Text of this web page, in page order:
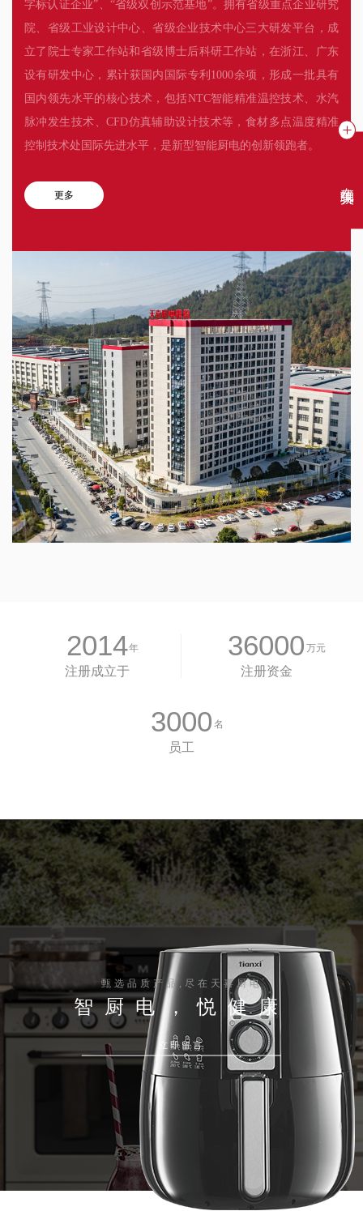
字标认证企业”、“省级双创示范基地”。拥有省级重点企业研究
院、省级工业设计中心、省级企业技术中心三大研发平台，成
立了院士专家工作站和省级博士后科研工作站，在浙江、广东
设有研发中心，累计获国内国际专利1000余项，形成一批具有
国内领先水平的核心技术，包括NTC智能精准温控技术、水汽
脉冲发生技术、CFD仿真辅助设计技术等，食材多点温度精准
控制技术处国际先进水平，是新型智能厨电的创新领跑者。
更多
2014年
注册成立于
36000 万元
注册资金
3000 名
员工
甄选品质产品,尽在天喜厨电
智厨电，悦健康
立即留言